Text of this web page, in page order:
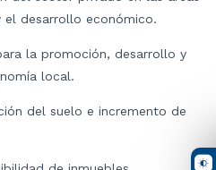
el desarrollo económico.
la promoción, desarrollo y
local.
del suelo e incremento de